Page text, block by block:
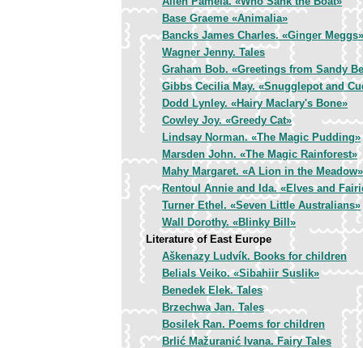
Base Graeme «Animalia»
Bancks James Charles. «Ginger Meggs»
Wagner Jenny. Tales
Graham Bob. «Greetings from Sandy
Gibbs Cecilia May. «Snugglepot and
Dodd Lynley. «Hairy Maclary's Bone»
Cowley Joy. «Greedy Cat»
Lindsay Norman. «The Magic Pudding»
Marsden John. «The Magic Rainforest»
Mahy Margaret. «A Lion in the Meadow»
Rentoul Annie and Ida. «Elves and
Turner Ethel. «Seven Little Australians»
Wall Dorothy. «Blinky Bill»
Literature of East Europe
Aškenazy Ludvík. Books for children
Belials Veiko. «Sibahiir Suslik»
Benedek Elek. Tales
Brzechwa Jan. Tales
Bosilek Ran. Poems for children
Brlić Mažuranić Ivana. Fairy Tales